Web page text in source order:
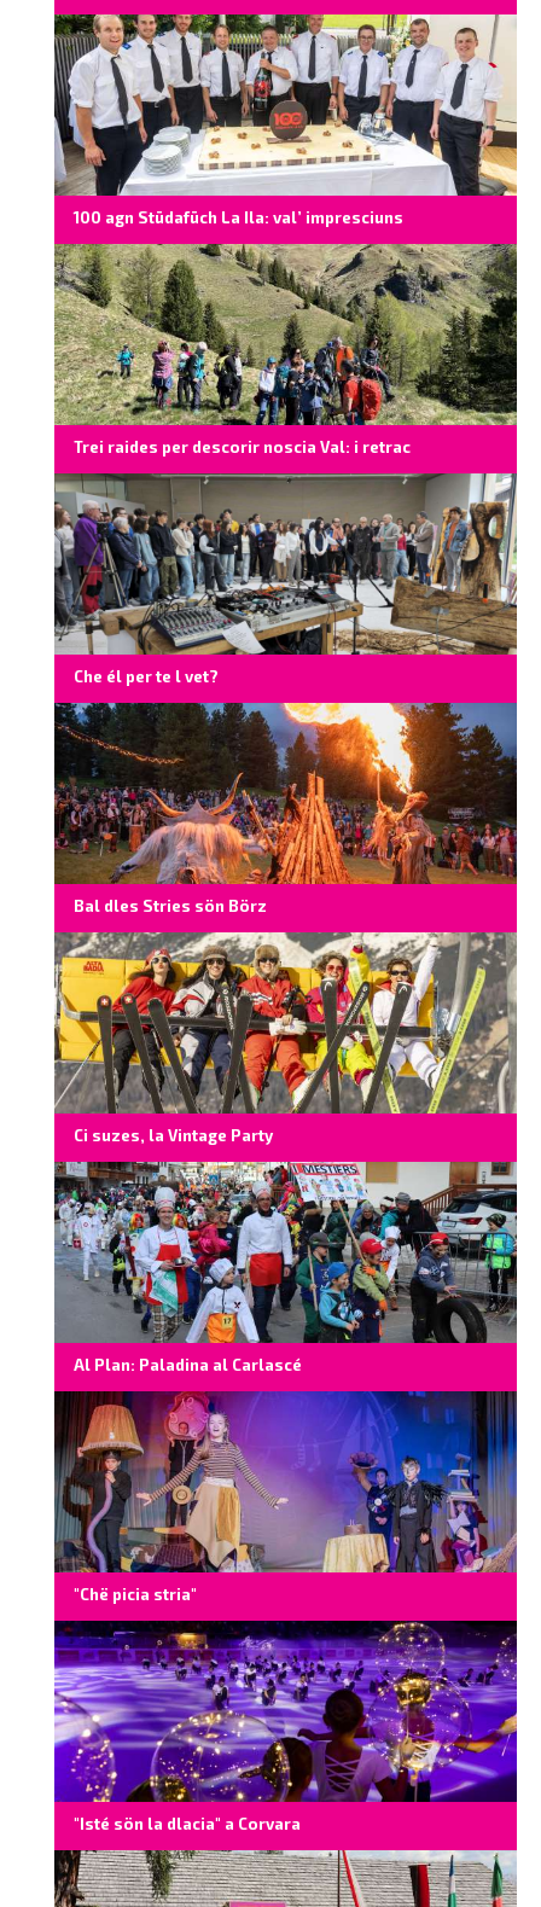
100 agn Stüdafüch La Ila: val’ impresciuns
Trei raides per descorir noscia Val: i retrac
Che él per te l vet?
Bal dles Stries sön Börz
Ci suzes, la Vintage Party
Al Plan: Paladina al Carlascé
"Chë picia stria"
"Isté sön la dlacia" a Corvara